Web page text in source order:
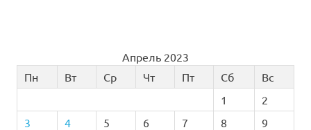
Апрель 2023
Пн
Вт Ср Чт Пт Сб
Вс
1
2
3
4 5 6 7 8
9